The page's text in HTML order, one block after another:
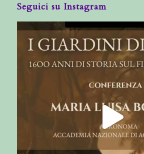
Seguici su Instagram